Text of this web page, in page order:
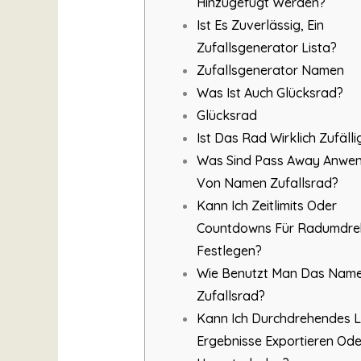
Ist Es Zuverlässig, Ein
Zufallsgenerator Lista?
Zufallsgenerator Namen
Was Ist Auch Glücksrad?
Glücksrad
Ist Das Rad Wirklich
Was Sind Pass Away
Von Namen Zufallsrad?
Kann Ich Zeitlimits Oder
Countdowns Für
Festlegen?
Wie Benutzt Man Das
Zufallsrad?
Kann Ich Durchdrehendes
Ergebnisse Exportieren